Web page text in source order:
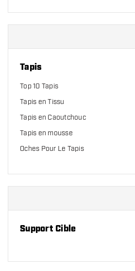
Tapis
Top 10 Tapis
Tapis en Tissu
Tapis en Caoutchouc
Tapis en mousse
Oches Pour Le Tapis
Support Cible